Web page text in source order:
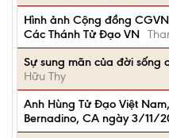
Hình ảnh Cộng đồng
Các Thánh Tử Đạo VN
Sự sung mãn của đời sống
Hữu Thy
Anh Hùng Tử Đạo Việt
Bernadino, CA ngày 3/11/